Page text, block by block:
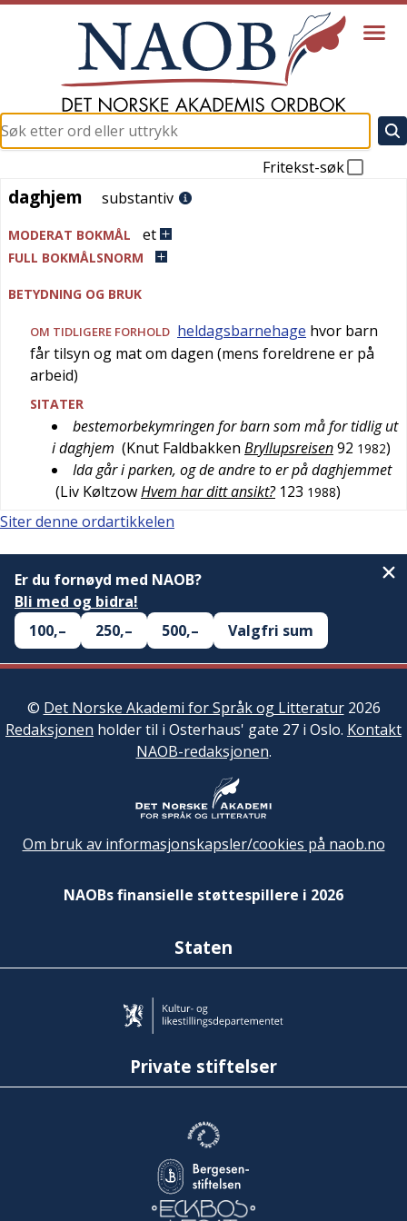
Fritekst-søk
daghjem
daghjem substantiv
MODERAT BOKMÅL et
FULL BOKMÅLSNORM
BETYDNING OG BRUK
OM TIDLIGERE FORHOLD heldagsbarnehage hvor barn
får tilsyn og mat om dagen (mens foreldrene er på
arbeid)
SITATER
bestemorbekymringen for barn som må for tidlig ut
i daghjem (Knut Faldbakken Bryllupsreisen92 1982)
Ida går i parken, og de andre to er på daghjemmet
(Liv KøltzowHvem har ditt ansikt? 123 1988)
Siter denne ordartikkelen
Er du fornøyd med NAOB?
Bli med og bidra!
100,–
250,– 500,– Valgfri sum
© Det Norske Akademi for Språk og Litteratur2026
Redaksjonen holder til i Osterhaus' gate 27 i Oslo. Kontakt
NAOB-redaksjonen.
Om bruk av informasjonskapsler/cookies på naob.no
NAOBs finansielle støttespillere i 2026
Staten
Private stiftelser